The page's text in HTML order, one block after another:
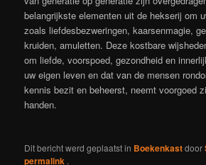
belangrijkste elementen uit de hekserij om
zoals liefdesbezweringen, kaarsenmagie,
kruiden, amuletten. Deze kostbare
om liefde, voorspoed, gezondheid en
uw eigen leven en dat van de mensen
kennis bezit en beheerst, neemt voorgoed
handen.
Dit bericht werd geplaatst in Boekenkastdoor
permalink .